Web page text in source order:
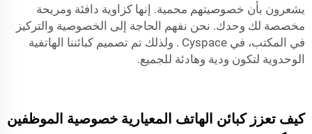
يشعرون بأن خصوصيتهم محمية. إنها كزاوية دافئة ومريحة
مخصصة لك وحدك. نحن نفهم الحاجة إلى الخصوصية والتركيز
في المكتب، في Cyspace . ولذلك تم تصميم كبائننا الهاتفية
الوحدوية لتكون ودية وهادئة للجميع.
كيف تعزز كبائن الهاتف المعيارية خصوصية الموظفين